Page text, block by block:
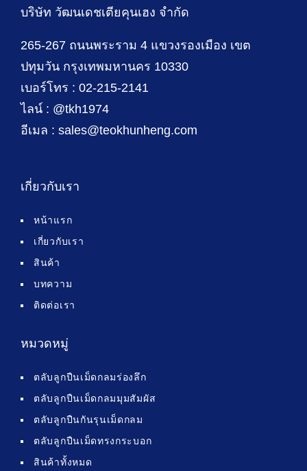
บริษัท วัฒนเดชเตียคุนเฮง จำกัด
265-267 ถนนพระราม 4 แขวงรองเมือง เขต
ปทุมวัน กรุงเทพมหานคร 10330
เบอร์โทร : 02-215-2141
ไลน์ : @tkh1974
อีเมล : sales@teokhunheng.com
เกี่ยวกับเรา
หน้าแรก
เกี่ยวกับเรา
สินค้า
บทความ
ติดต่อเรา
หมวดหมู่
ตลับลูกปืนเม็ดกลมร่องลึก
ตลับลูกปืนเม็ดกลมมุมสัมผัส
ตลับลูกปืนกันรุนเม็ดกลม
ตลับลูกปืนเม็ดทรงกระบอก
สินค้าทั้งหมด